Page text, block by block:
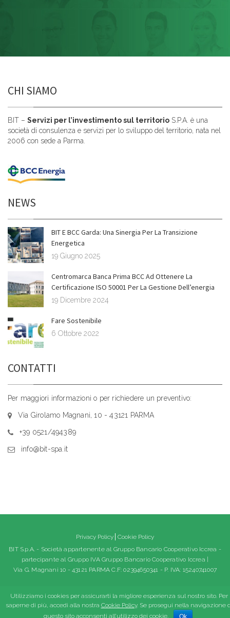
CHI SIAMO
BIT – Servizi per l’investimento sul territorio S.P.A. è una
società di consulenza e servizi per lo sviluppo del territorio, nata nel
2006 con sede a Parma.
NEWS
BIT E BCC Garda: Una Sinergia Per La Transizione
Energetica
19 Giugno 2025
Centromarca Banca Prima BCC Ad Ottenere La
Certificazione ISO 50001 Per La Gestione Dell’energia
19 Dicembre 2024
Fare Sostenibile
6 Ottobre 2022
CONTATTI
Per maggiori informazioni o per richiedere un preventivo:
Via Girolamo Magnani, 10 - 43121 PARMA
+39 0521/494389
info@bit-spa.it
Privacy Policy Cookie Policy
BIT S.p.A. - Società appartenente al Gruppo Bancario Cooperativo Iccrea -
partecipante al Gruppo IVA Gruppo Bancario Cooperativo Iccrea |
Via G. Magnani 10 - 43121 PARMA C.F: 02394650341 - P. IVA: 15240741007
Utilizziamo i cookies per assicurarti la migliore esperienza sul nostro sito. Per
saperne di più, accedi alla nostra Cookie Policy. Se prosegui nella navigazione
questo sito acconsenti all’utilizzo dei cookie.
Ok